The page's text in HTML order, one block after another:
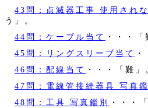
43問：点滅器工事 使用され
う」。
44問：ケーブル当て
・・・「
45問：リングスリーブ当て
46問：配線当て
・・・「難」
47問：電線管接続器具 写真鑑
48問：工具 写真鑑別
・・・